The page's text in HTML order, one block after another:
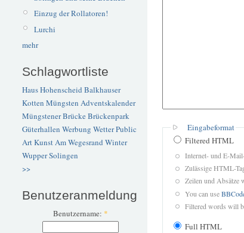
Einzug der Rollatoren!
Lurchi
mehr
Schlagwortliste
Haus Hohenscheid Balkhauser
Kotten Müngsten Adventskalender
Müngstener BrückeBrückenpark
Güterhallen Werbung WetterPublic
ArtKunstAm Wegesrand Winter
WupperSolingen
>>
Benutzeranmeldung
Benutzername: *
Eingabeformat
Filtered HTML
Internet- und E-
Zulässige HTML-
Zeilen und Absätze
You can use
Filtered words will
Full HTML